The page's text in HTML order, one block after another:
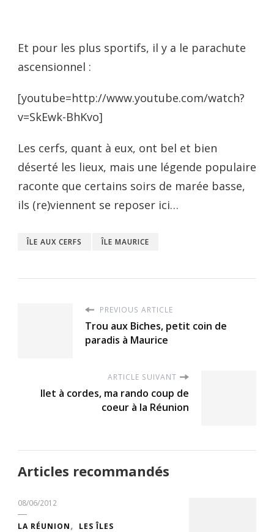
Et pour les plus sportifs, il y a le parachute
ascensionnel :
[youtube=http://www.youtube.com/watch?
v=SkEwk-BhKvo]
Les cerfs, quant à eux, ont bel et bien
déserté les lieux, mais une légende populaire
raconte que certains soirs de marée basse,
ils (re)viennent se reposer ici…
ÎLE AUX CERFS ÎLE MAURICE
PREVIOUS ARTICLE
Trou aux Biches, petit coin de
paradis à Maurice
ARTICLE SUIVANT
Ilet à cordes, ma rando coup de
coeur à la Réunion
Articles recommandés
08/06/2012
LA RÉUNION LES ÎLES